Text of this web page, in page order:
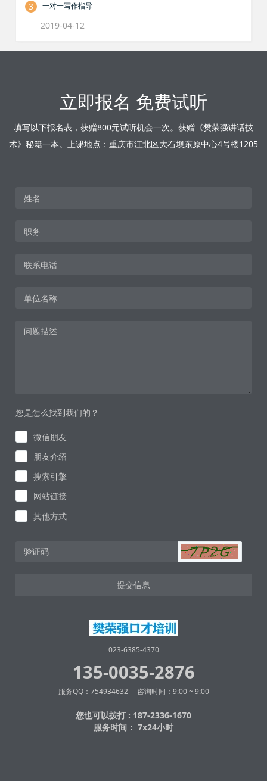
3
一对一写作指导
2019-04-12
立即报名 免费试听
填写以下报名表，获赠800元试听机会一次。获赠《樊荣强讲话技
术》秘籍一本。上课地点：重庆市江北区大石坝东原中心4号楼1205
您是怎么找到我们的？
微信朋友
朋友介绍
搜索引擎
网站链接
其他方式
提交信息
023-6385-4370
135-0035-2876
服务QQ：754934632 咨询时间：9:00 ~ 9:00
您也可以拨打 : 187-2336-1670
服务时间： 7x24小时